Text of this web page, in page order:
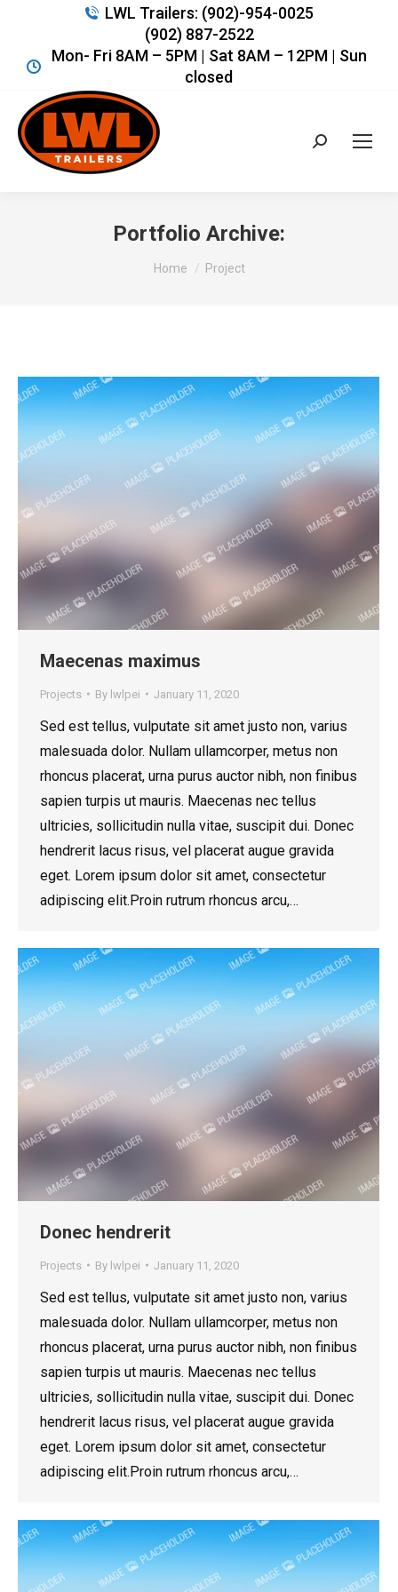
LWL Trailers: (902)-954-0025
(902) 887-2522
Mon- Fri 8AM – 5PM | Sat 8AM – 12PM | Sun
closed
Search:
Portfolio Archive:
You are here:
Home Project
Maecenas maximus
Projects By lwlpei January 11, 2020
Sed est tellus, vulputate sit amet justo non, varius
malesuada dolor. Nullam ullamcorper, metus non
rhoncus placerat, urna purus auctor nibh, non finibus
sapien turpis ut mauris. Maecenas nec tellus
ultricies, sollicitudin nulla vitae, suscipit dui. Donec
hendrerit lacus risus, vel placerat augue gravida
eget. Lorem ipsum dolor sit amet, consectetur
adipiscing elit.Proin rutrum rhoncus arcu,…
Donec hendrerit
Projects By lwlpei January 11, 2020
Sed est tellus, vulputate sit amet justo non, varius
malesuada dolor. Nullam ullamcorper, metus non
rhoncus placerat, urna purus auctor nibh, non finibus
sapien turpis ut mauris. Maecenas nec tellus
ultricies, sollicitudin nulla vitae, suscipit dui. Donec
hendrerit lacus risus, vel placerat augue gravida
eget. Lorem ipsum dolor sit amet, consectetur
adipiscing elit.Proin rutrum rhoncus arcu,…